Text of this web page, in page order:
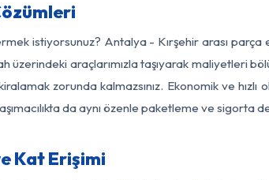
istiyorsunuz? Antalya - Kırşehir arası
üzerindeki araçlarımızla taşıyarak maliyetleri
zorunda kalmazsınız. Ekonomik ve hızlı
da aynı özenle paketleme ve sigorta
Kat Erişimi